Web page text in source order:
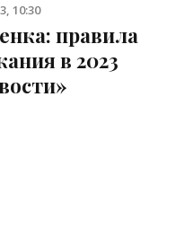
10:30
правила
в 2023